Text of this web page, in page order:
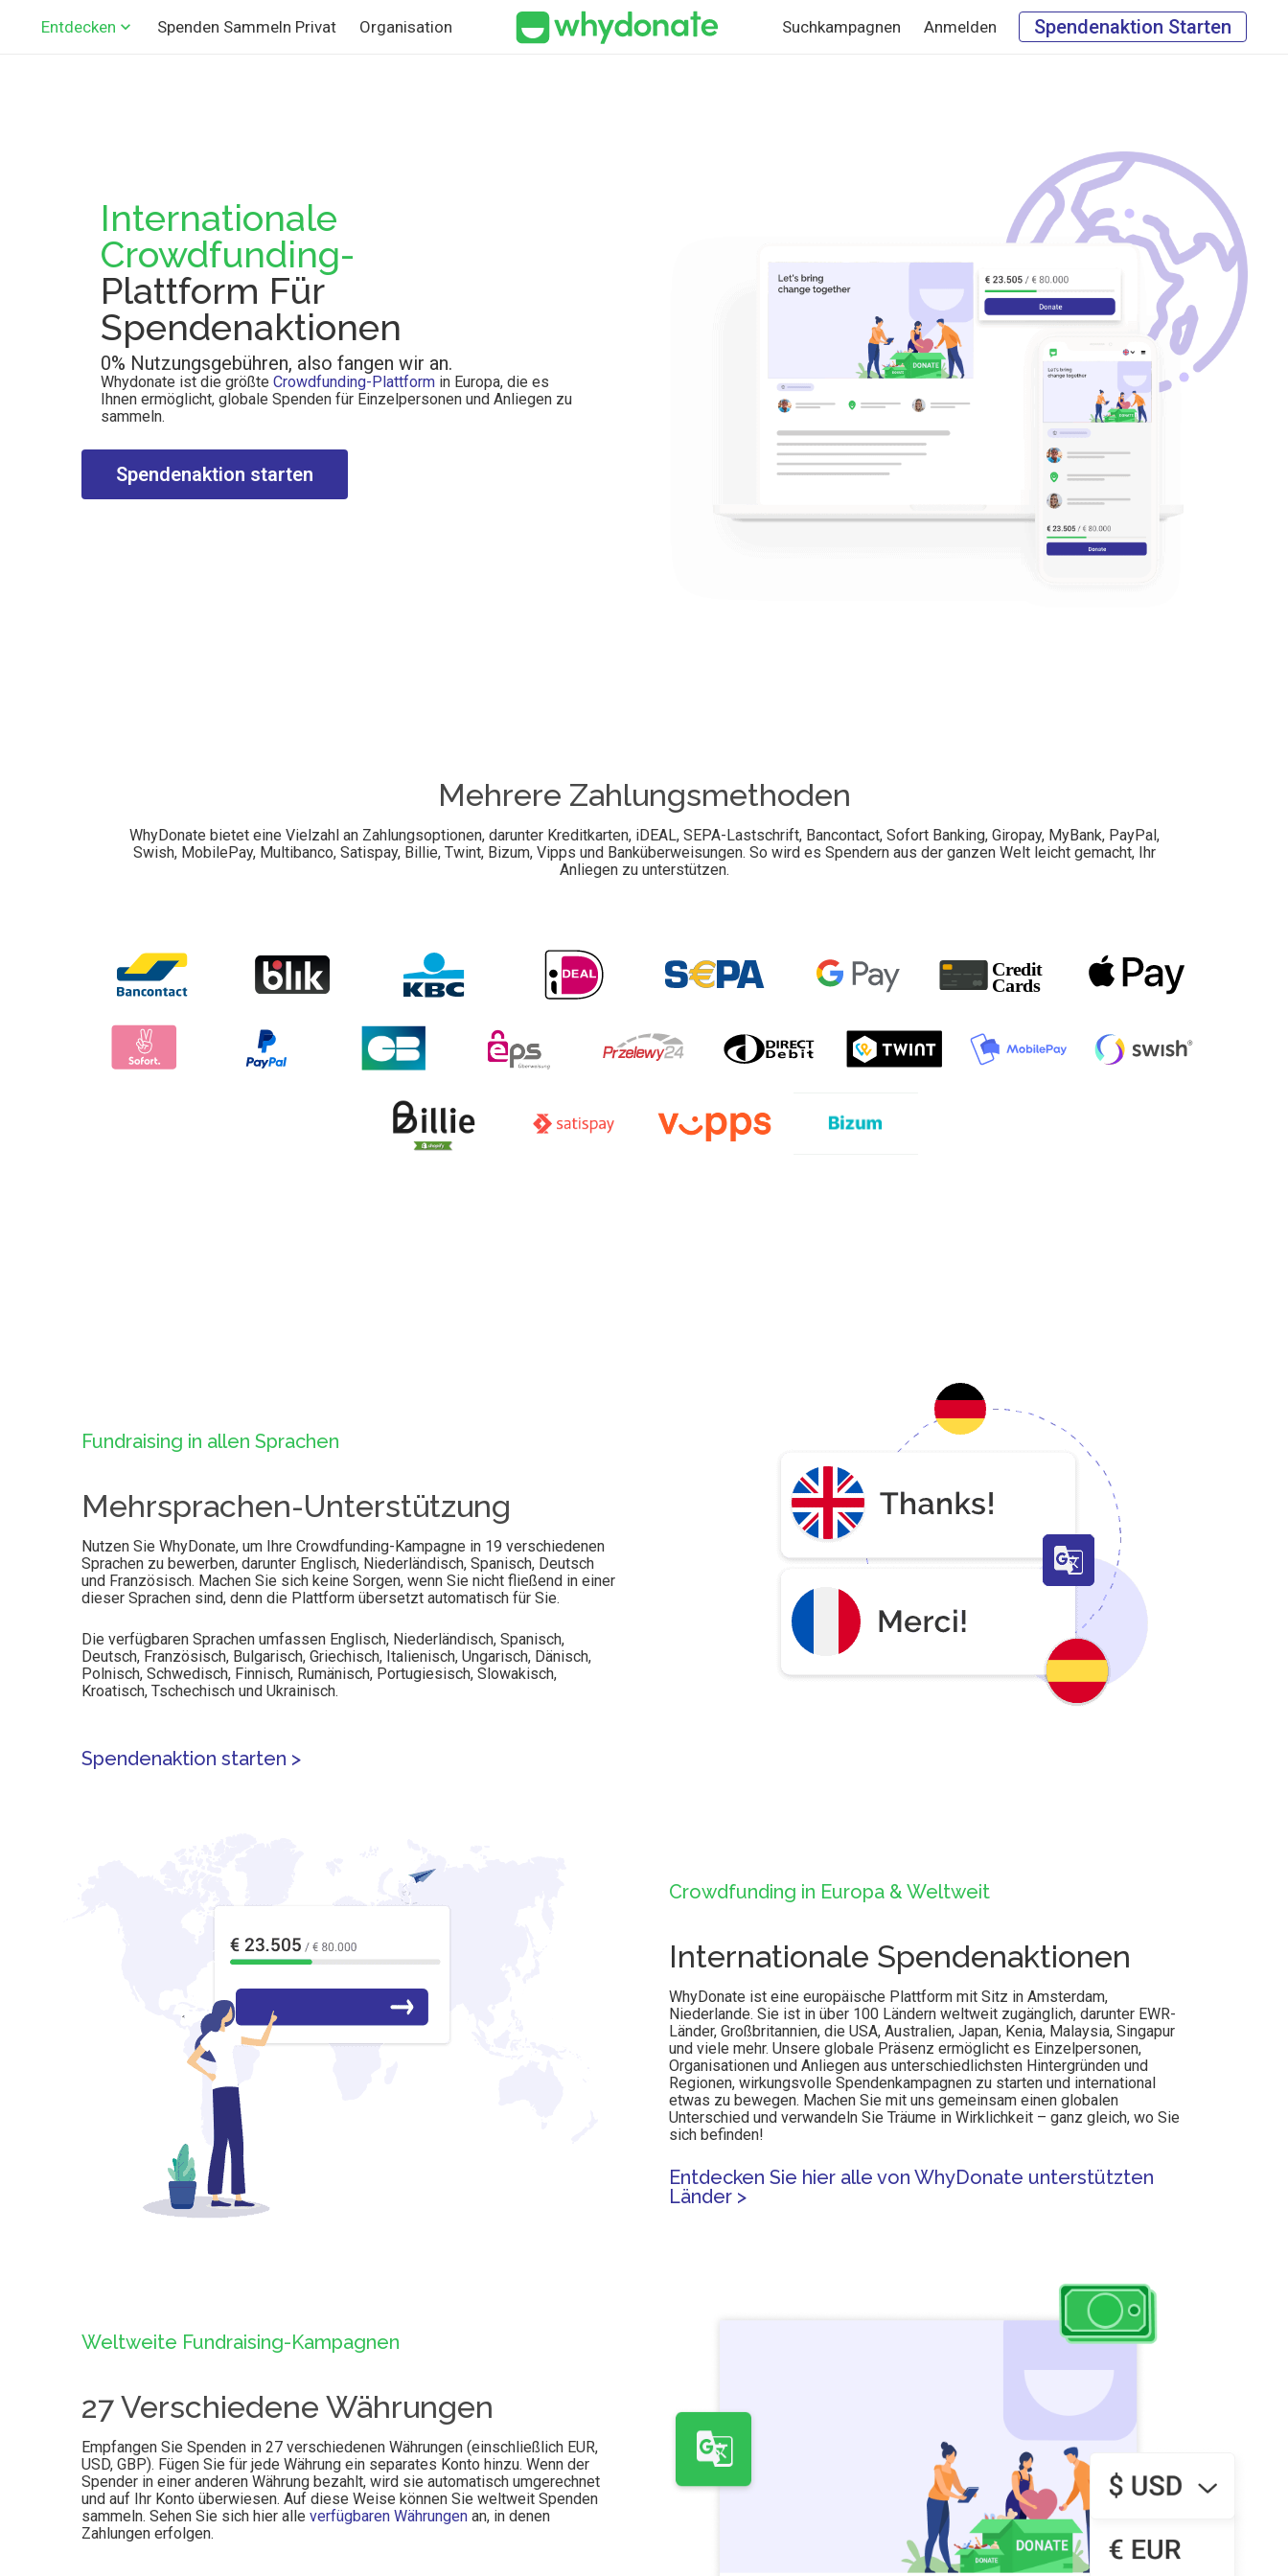
Entdecken Spenden Sammeln Privat Organisation Suchkampagnen Anmelden Spendenaktion Starten
Internationale
Crowdfunding-
Plattform Für
Spendenaktionen
0% Nutzungsgebühren, also fangen wir an.
Whydonate ist die größte Crowdfunding-Plattform in Europa, die es
Ihnen ermöglicht, globale Spenden für Einzelpersonen und Anliegen zu
sammeln.
Spendenaktion starten
Mehrere Zahlungsmethoden
WhyDonate bietet eine Vielzahl an Zahlungsoptionen, darunter Kreditkarten, iDEAL, SEPA-Lastschrift, Bancontact, Sofort Banking, Giropay, MyBank, PayPal,
Swish, MobilePay, Multibanco, Satispay, Billie, Twint, Bizum, Vipps und Banküberweisungen. So wird es Spendern aus der ganzen Welt leicht gemacht, Ihr
Anliegen zu unterstützen.
Fundraising in allen Sprachen
Mehrsprachen-Unterstützung
Nutzen Sie WhyDonate, um Ihre Crowdfunding-Kampagne in 19 verschiedenen
Sprachen zu bewerben, darunter Englisch, Niederländisch, Spanisch, Deutsch
und Französisch. Machen Sie sich keine Sorgen, wenn Sie nicht fließend in einer
dieser Sprachen sind, denn die Plattform übersetzt automatisch für Sie.
Die verfügbaren Sprachen umfassen Englisch, Niederländisch, Spanisch,
Deutsch, Französisch, Bulgarisch, Griechisch, Italienisch, Ungarisch, Dänisch,
Polnisch, Schwedisch, Finnisch, Rumänisch, Portugiesisch, Slowakisch,
Kroatisch, Tschechisch und Ukrainisch.
Spendenaktion starten >
Crowdfunding in Europa & Weltweit
Internationale Spendenaktionen
WhyDonate ist eine europäische Plattform mit Sitz in Amsterdam,
Niederlande. Sie ist in über 100 Ländern weltweit zugänglich, darunter EWR-
Länder, Großbritannien, die USA, Australien, Japan, Kenia, Malaysia, Singapur
und viele mehr. Unsere globale Präsenz ermöglicht es Einzelpersonen,
Organisationen und Anliegen aus unterschiedlichsten Hintergründen und
Regionen, wirkungsvolle Spendenkampagnen zu starten und international
etwas zu bewegen. Machen Sie mit uns gemeinsam einen globalen
Unterschied und verwandeln Sie Träume in Wirklichkeit – ganz gleich, wo Sie
sich befinden!
Entdecken Sie hier alle von WhyDonate unterstützten
Länder >
Weltweite Fundraising-Kampagnen
27 Verschiedene Währungen
Empfangen Sie Spenden in 27 verschiedenen Währungen (einschließlich EUR,
USD, GBP). Fügen Sie für jede Währung ein separates Konto hinzu. Wenn der
Spender in einer anderen Währung bezahlt, wird sie automatisch umgerechnet
und auf Ihr Konto überwiesen. Auf diese Weise können Sie weltweit Spenden
sammeln. Sehen Sie sich hier alle verfügbaren Währungen an, in denen
Zahlungen erfolgen.